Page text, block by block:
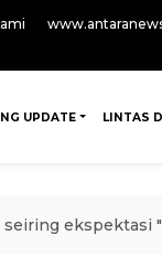
UPDATE LINTAS
seiring ekspektasi